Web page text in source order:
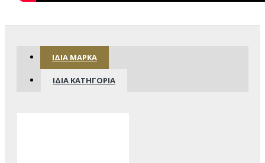
ΊΔΙΑ ΜΆΡΚΑ
ΊΔΙΑ ΚΑΤΗΓΟΡΊΑ